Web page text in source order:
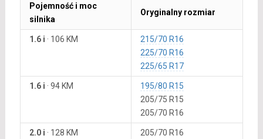
Pojemność i moc
silnika
Oryginalny rozmiar
1.6 i · 106 KM
215/70 R16
225/70 R16
225/65 R17
1.6 i · 94 KM
195/80 R15
205/75 R15
205/70 R16
2.0 i · 128 KM
205/70 R16